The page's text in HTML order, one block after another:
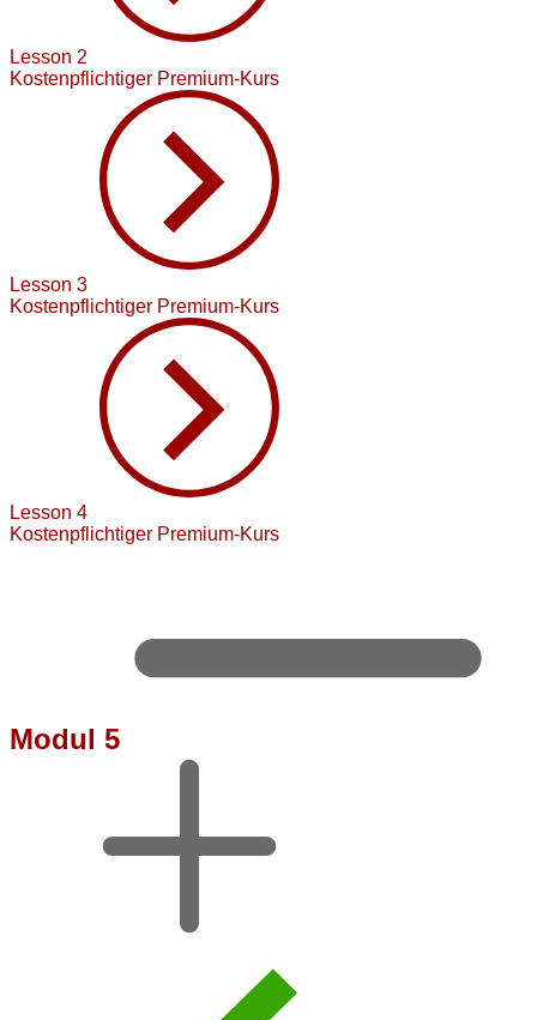
Lesson 2
Kostenpflichtiger Premium-Kurs
Lesson 3
Kostenpflichtiger Premium-Kurs
Lesson 4
Kostenpflichtiger Premium-Kurs
Modul 5